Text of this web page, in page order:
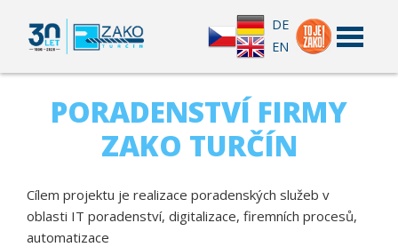
DE
EN
PORADENSTVÍ FIRMY
ZAKO TURČÍN
Cílem projektu je realizace poradenských služeb v
oblasti IT poradenství, digitalizace, firemních procesů,
automatizace